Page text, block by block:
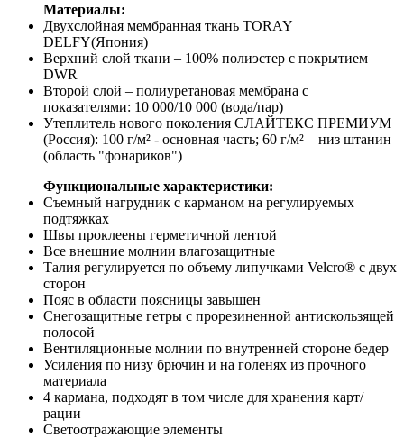
Материалы:
Двухслойная мембранная ткань TORAY
DELFY(Япония)
Верхний слой ткани – 100% полиэстер с покрытием
DWR
Второй слой – полиуретановая мембрана с
показателями: 10 000/10 000 (вода/пар)
Утеплитель нового поколения СЛАЙТЕКС ПРЕМИУМ
(Россия): 100 г/м² - основная часть; 60 г/м² – низ штанин
(область "фонариков")
Функциональные характеристики:
Съемный нагрудник с карманом на регулируемых
подтяжках
Швы проклеены герметичной лентой
Все внешние молнии влагозащитные
Талия регулируется по объему липучками Velcro® с двух
сторон
Пояс в области поясницы завышен
Снегозащитные гетры с прорезиненной антискользящей
полосой
Вентиляционные молнии по внутренней стороне бедер
Усиления по низу брючин и на голенях из прочного
материала
4 кармана, подходят в том числе для хранения карт/
рации
Светоотражающие элементы